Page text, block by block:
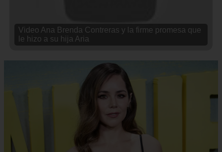
Video Ana Brenda Contreras y la firme promesa que
le hizo a su hija Aria